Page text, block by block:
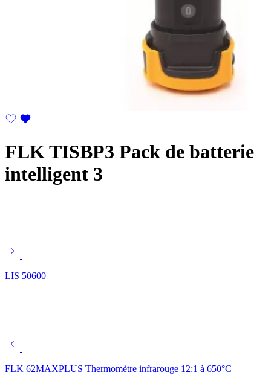
FLK TISBP3 Pack de batterie
intelligent 3
LIS 50600
FLK 62MAXPLUS Thermomètre infrarouge 12:1 à 650°C